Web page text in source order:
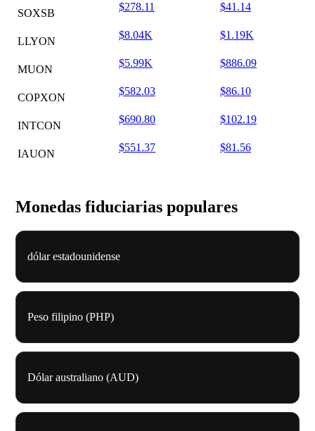
SOXSB
$278.11 $41.14
LLYON
$8.04K $1.19K
MUON
$5.99K $886.09
COPXON
$582.03 $86.10
INTCON
$690.80 $102.19
IAUON
$551.37 $81.56
Monedas fiduciarias populares
dólar estadounidense
Peso filipino (PHP)
Dólar australiano (AUD)